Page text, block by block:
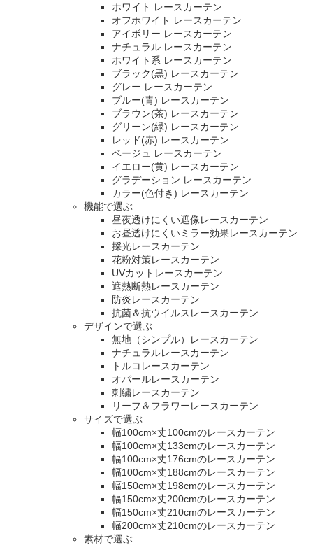
ホワイト レースカーテン
オフホワイト レースカーテン
アイボリー レースカーテン
ナチュラル レースカーテン
ホワイト系 レースカーテン
ブラック(黒) レースカーテン
グレー レースカーテン
ブルー(青) レースカーテン
ブラウン(茶) レースカーテン
グリーン(緑) レースカーテン
レッド(赤) レースカーテン
ベージュ レースカーテン
イエロー(黄) レースカーテン
グラデーション レースカーテン
カラー(色付き) レースカーテン
機能で選ぶ
昼夜透けにくい遮像レースカーテン
お昼透けにくいミラー効果レースカーテン
採光レースカーテン
花粉対策レースカーテン
UVカットレースカーテン
遮熱断熱レースカーテン
防炎レースカーテン
抗菌＆抗ウイルスレースカーテン
デザインで選ぶ
無地（シンプル）レースカーテン
ナチュラルレースカーテン
トルコレースカーテン
オパールレースカーテン
刺繍レースカーテン
リーフ＆フラワーレースカーテン
サイズで選ぶ
幅100cm×丈100cmのレースカーテン
幅100cm×丈133cmのレースカーテン
幅100cm×丈176cmのレースカーテン
幅100cm×丈188cmのレースカーテン
幅150cm×丈198cmのレースカーテン
幅150cm×丈200cmのレースカーテン
幅150cm×丈210cmのレースカーテン
幅200cm×丈210cmのレースカーテン
素材で選ぶ